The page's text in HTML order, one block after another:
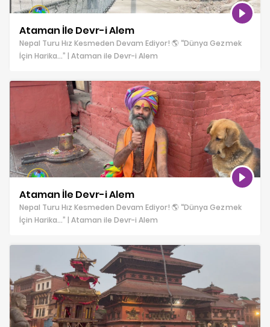
Ataman İle Devr-i Alem
Nepal Turu Hız Kesmeden Devam Ediyor! 🌎 “Dünya Gezmek
İçin Harika…” | Ataman ile Devr-i Alem
Ataman İle Devr-i Alem
Nepal Turu Hız Kesmeden Devam Ediyor! 🌎 “Dünya Gezmek
İçin Harika…” | Ataman ile Devr-i Alem